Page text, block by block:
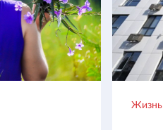
Жизнь